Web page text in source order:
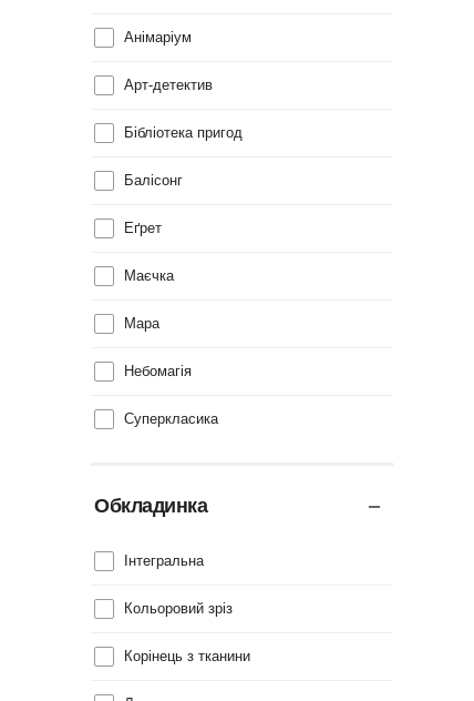
Анімаріум
Арт-детектив
Бібліотека пригод
Балісонг
Еґрет
Маєчка
Мара
Небомагія
Суперкласика
Обкладинка
Інтегральна
Кольоровий зріз
Корінець з тканини